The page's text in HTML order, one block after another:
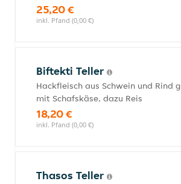
25,20 €
inkl. Pfand (0,00 €)
Biftekti Teller
Hackfleisch aus Schwein und Rind
mit Schafskäse, dazu Reis
18,20 €
inkl. Pfand (0,00 €)
Thasos Teller